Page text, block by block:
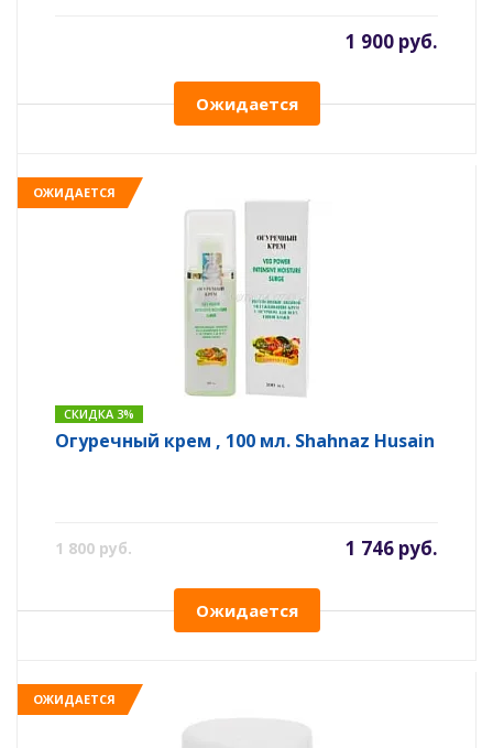
1 900 руб.
Ожидается
ОЖИДАЕТСЯ
СКИДКА 3%
Огуречный крем , 100 мл. Shahnaz Husain
1 800 руб. 1 746 руб.
Ожидается
ОЖИДАЕТСЯ